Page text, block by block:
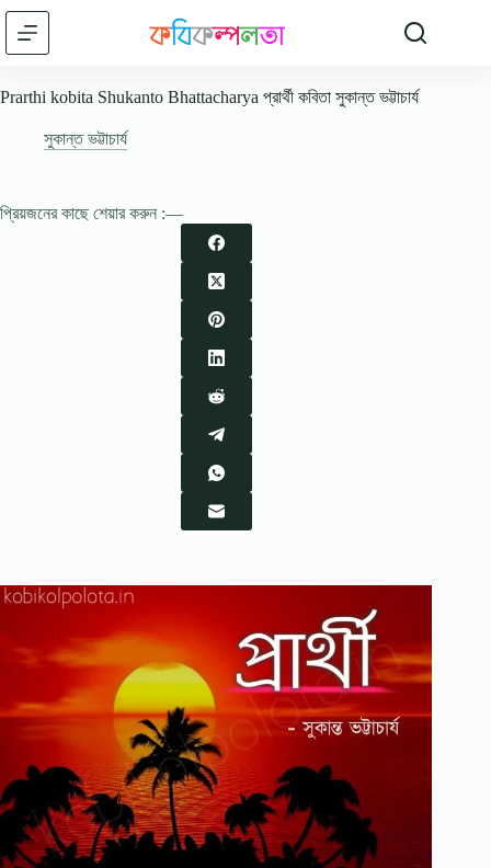
Skip
content
Prarthi kobita Shukanto Bhattacharya প্রার্থী কবিতা সুকান্ত ভট্টাচার্য
সুকান্ত ভট্টাচার্য
প্রিয়জনের কাছে শেয়ার করুন :—